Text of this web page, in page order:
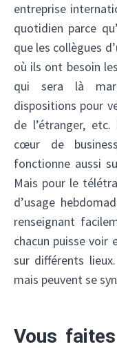
entreprise
quotidien parce
que les collègues
où ils ont besoin
qui sera là
dispositions pour
de l’étranger,
cœur de
fonctionne aussi
Mais pour le
d’usage
renseignant
chacun puisse voir
sur différents
mais peuvent se
Vous